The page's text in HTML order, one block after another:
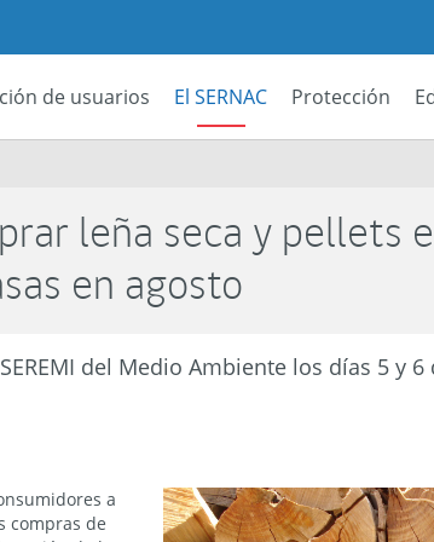
de usuarios El SERNAC Protección
leña seca y pellets
en agosto
del Medio Ambiente los días 5 y 6
a
compras de